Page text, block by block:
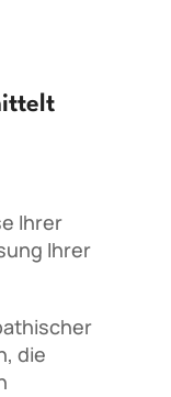
Ihrer
Ihrer
die